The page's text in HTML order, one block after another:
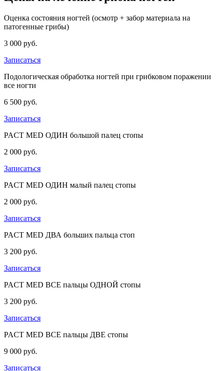
Оценка состояния ногтей (осмотр + забор материала на
патогенные грибы)
3 000 руб.
Записаться
Подологическая обработка ногтей при грибковом поражении
все ногти
6 500 руб.
Записаться
PACT MED ОДИН большой палец стопы
2 000 руб.
Записаться
PACT MED ОДИН малый палец стопы
2 000 руб.
Записаться
PACT MED ДВА больших пальца стоп
3 200 руб.
Записаться
PACT MED ВСЕ пальцы ОДНОЙ стопы
3 200 руб.
Записаться
PACT MED ВСЕ пальцы ДВЕ стопы
9 000 руб.
Записаться